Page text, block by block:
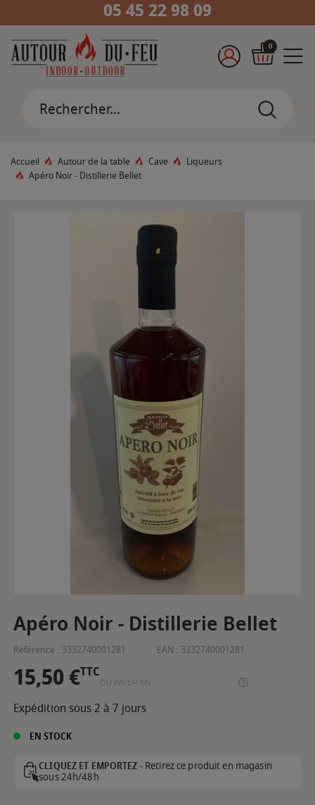
05 45 22 98 09
0
Accueil Autour de la table Cave
Liqueurs
Apéro Noir - Distillerie Bellet
Apéro Noir - Distillerie Bellet
Référence : 3332740001281 EAN : 3332740001281
15,50 €TTC
OU PAYER EN
Expédition sous 2 à 7 jours
EN STOCK
CLIQUEZ ET EMPORTEZ -Retirez ce produit en magasin
sous 24h/48h